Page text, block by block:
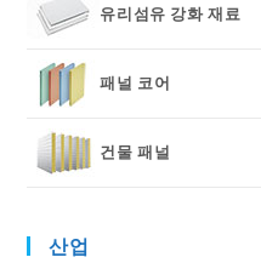
유리섬유 강화 재료
패널 코어
건물 패널
산업